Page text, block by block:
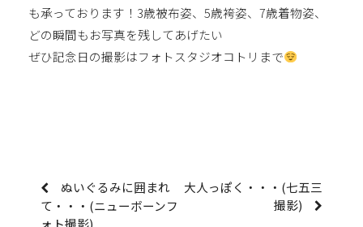
も承っております！3歳被布姿、5歳袴姿、7歳着物姿、
どの瞬間もお写真を残してあげたい
ぜひ記念日の撮影はフォトスタジオコトリまで
ぬいぐるみに囲まれ
て・・・(ニューボーンフ
ォト撮影)
大人っぽく・・・(七五三
撮影)